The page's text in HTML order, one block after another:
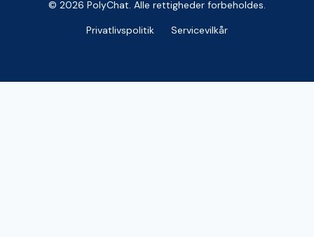
© 2026 PolyChat. Alle rettigheder forbeholdes.
Privatlivspolitik
Servicevilkår